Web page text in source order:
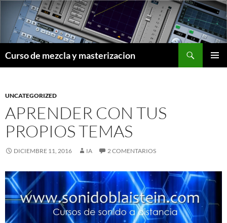
contenido
Curso de mezcla y masterizacion
UNCATEGORIZED
APRENDER CON TUS
PROPIOS TEMAS
DICIEMBRE 11, 2016 IA 2 COMENTARIOS